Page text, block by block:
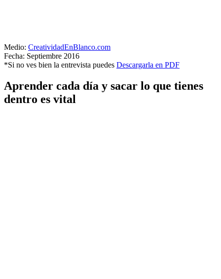
Medio: CreatividadEnBlanco.com
Fecha: Septiembre 2016
*Si no ves bien la entrevista puedes Descargarla en PDF
Aprender cada día y sacar lo que tienes
dentro es vital